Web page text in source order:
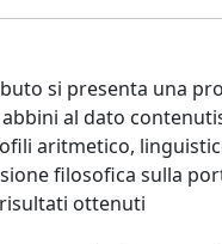
si presenta una
al dato
aritmetico,
filosofica sulla
ottenuti